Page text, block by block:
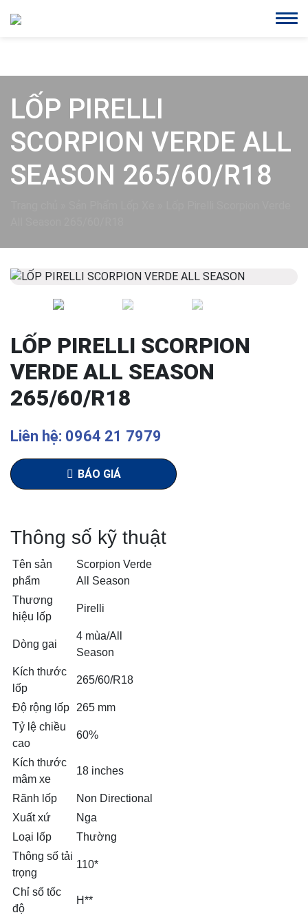
LỐP PIRELLI
SCORPION VERDE ALL
SEASON 265/60/R18
Previous
LỐP PIRELLI SCORPION
VERDE ALL SEASON
265/60/R18
Liên hệ: 0964 21 7979
BÁO GIÁ
Thông số kỹ thuật
Tên sản
phẩm
Scorpion Verde
All Season
Thương
hiệu lốp
Pirelli
Dòng gai
4 mùa/All
Season
Kích thước
lốp
265/60/R18
Độ rộng lốp
265 mm
Tỷ lệ chiều
cao
60%
Kích thước
mâm xe
18 inches
Rãnh lốp
Non Directional
Xuất xứ
Nga
Loại lốp
Thường
Thông số tải
trọng
110*
Chỉ số tốc
độ
H**